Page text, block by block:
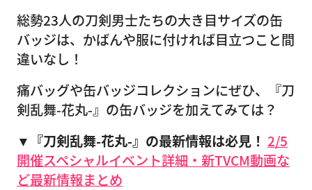
総勢23人の刀剣男士たちの大き目サイズの缶
バッジは、かばんや服に付ければ目立つこと間
違いなし！
痛バッグや缶バッジコレクションにぜひ、『刀
剣乱舞-花丸-』の缶バッジを加えてみては？
▼『刀剣乱舞-花丸-』の最新情報は必見！ 2/5
開催スペシャルイベント詳細・新TVCM動画な
ど最新情報まとめ